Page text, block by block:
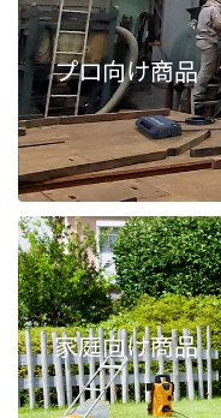
プロ向け商品
家庭向け商品